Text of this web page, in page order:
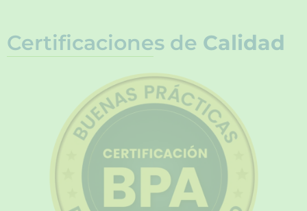
Certificaciones de Calidad